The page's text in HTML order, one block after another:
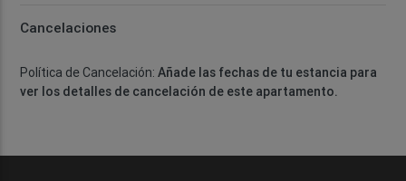
Cancelaciones
Política de Cancelación:Añade las fechas de tu estancia para
ver los detalles de cancelación de este apartamento.